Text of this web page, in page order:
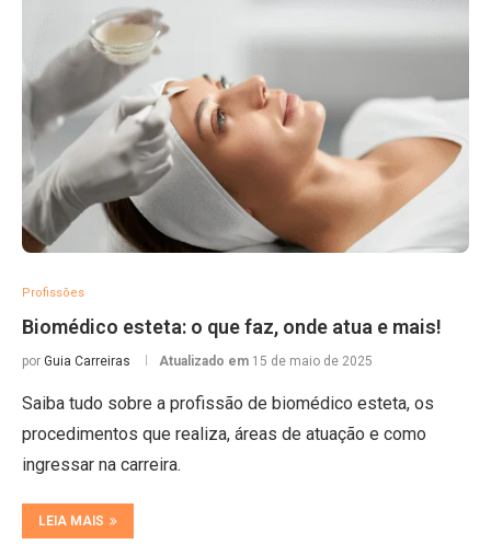
Profissões
Biomédico esteta: o que faz, onde atua e mais!
por Guia Carreiras Atualizado em 15 de maio de 2025
Saiba tudo sobre a profissão de biomédico esteta, os
procedimentos que realiza, áreas de atuação e como
ingressar na carreira.
LEIA MAIS